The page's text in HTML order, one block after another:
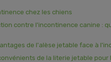
chez les chiens
contre l'incontinence canine :
de l'alèse jetable face à
de la literie jetable